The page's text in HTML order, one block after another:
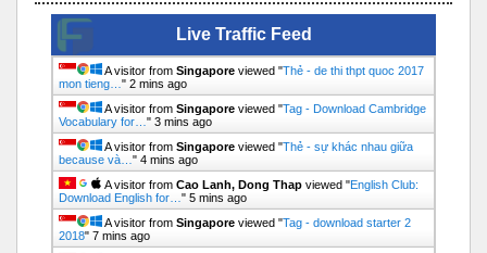
Live Traffic Feed
A visitor from Singapore viewed "Thẻ - de thi thpt quoc 2017
mon tieng… " 2 mins ago
A visitor from Singapore viewed "Tag - Download Cambridge
Vocabulary for… " 3 mins ago
A visitor from Singapore viewed "Thẻ - sự khác nhau giữa
because và… " 4 mins ago
A visitor from Cao Lanh, Dong Thap viewed "English Club:
Download English for… " 5 mins ago
A visitor from Singapore viewed "Tag - download starter 2
2018" 7 mins ago